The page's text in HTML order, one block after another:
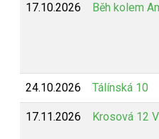
17.10.2026 Běh kolem
24.10.2026 Tálínská 10
17.11.2026 Krosová 12